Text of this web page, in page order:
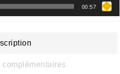
00:57
complémentaires